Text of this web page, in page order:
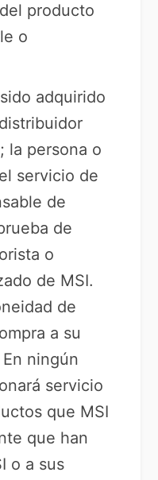
producto
o
adquirido
la persona o
servicio de
de
de
o
de MSI.
de
a su
ningún
servicio
que MSI
que han
o a sus